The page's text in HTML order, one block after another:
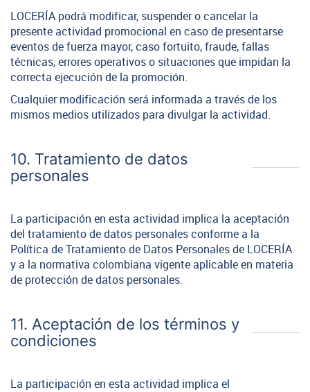
LOCERÍA podrá modificar, suspender o cancelar la
presente actividad promocional en caso de presentarse
eventos de fuerza mayor, caso fortuito, fraude, fallas
técnicas, errores operativos o situaciones que impidan la
correcta ejecución de la promoción.
Cualquier modificación será informada a través de los
mismos medios utilizados para divulgar la actividad.
10. Tratamiento de datos
personales
La participación en esta actividad implica la aceptación
del tratamiento de datos personales conforme a la
Política de Tratamiento de Datos Personales de LOCERÍA
y a la normativa colombiana vigente aplicable en materia
de protección de datos personales.
11. Aceptación de los términos y
condiciones
La participación en esta actividad implica el